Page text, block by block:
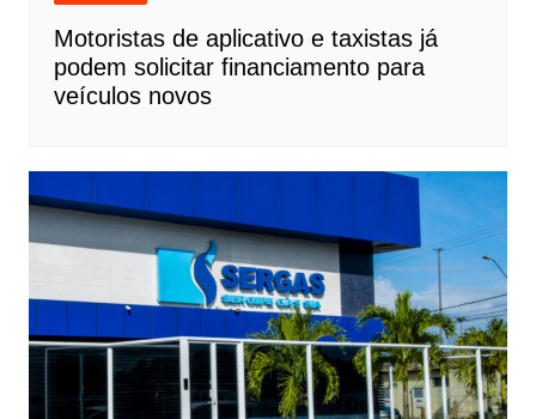
Motoristas de aplicativo e taxistas já
podem solicitar financiamento para
veículos novos